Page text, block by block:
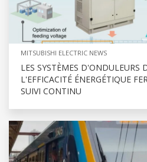
MITSUBISHI ELECTRIC NEWS
LES SYSTÈMES D'ONDULEURS
L'EFFICACITÉ ÉNERGÉTIQUE
SUIVI CONTINU